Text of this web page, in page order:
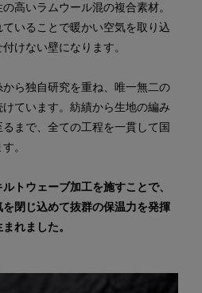
高いラムウール混の複合素材。
いることで暖かい空気を取り込
けない壁になります。
ら独自研究を重ね、唯一無二の
ています。紡績から生地の編み
まで、全ての工程を一貫して国
。
トウェーブ加工を施すことで、
閉じ込めて抜群の保温力を発揮
れました。